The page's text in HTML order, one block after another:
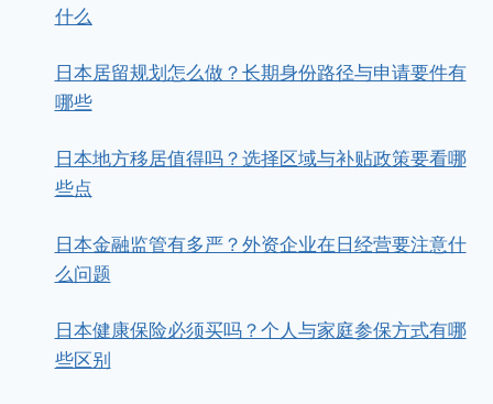
什么
日本居留规划怎么做？长期身份路径与申请要件有
哪些
日本地方移居值得吗？选择区域与补贴政策要看哪
些点
日本金融监管有多严？外资企业在日经营要注意什
么问题
日本健康保险必须买吗？个人与家庭参保方式有哪
些区别